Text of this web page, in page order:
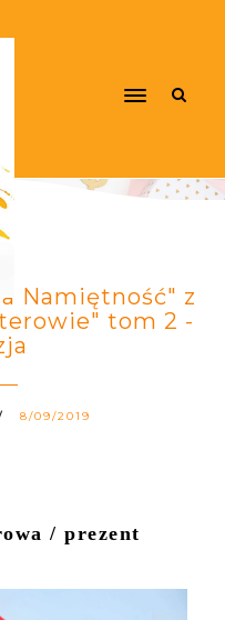
Namiętność" z
tom 2 -
8/09/2019
/ prezent